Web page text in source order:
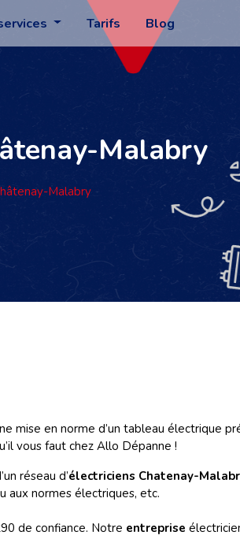
Tarifs Blog
Malabry
Malabry
en norme d’un tableau électrique
vous faut chez Allo Dépanne !
réseau d’électriciens Chatenay-
aux normes électriques, etc.
de confiance. Notre entreprise